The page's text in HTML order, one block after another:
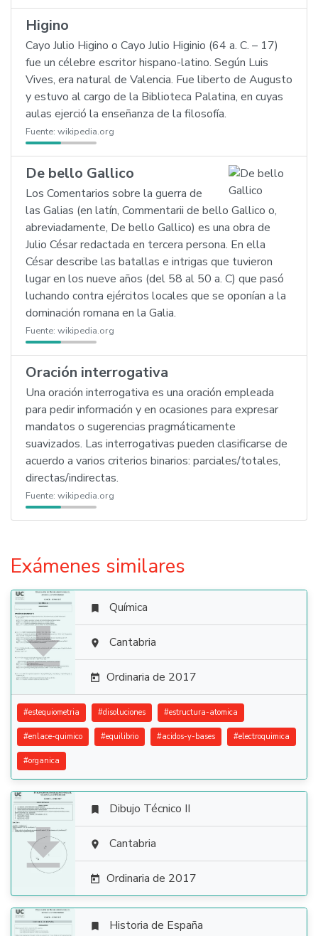
Higino
Cayo Julio Higino o Cayo Julio Higinio (64 a. C. – 17)
fue un célebre escritor hispano-latino. Según Luis
Vives, era natural de Valencia. Fue liberto de Augusto
y estuvo al cargo de la Biblioteca Palatina, en cuyas
aulas ejerció la enseñanza de la filosofía.
Fuente: wikipedia.org
De bello Gallico
Los Comentarios sobre la guerra de
las Galias (en latín, Commentarii de bello Gallico o,
abreviadamente, De bello Gallico) es una obra de
Julio César redactada en tercera persona. En ella
César describe las batallas e intrigas que tuvieron
lugar en los nueve años (del 58 al 50 a. C) que pasó
luchando contra ejércitos locales que se oponían a la
dominación romana en la Galia.
Fuente: wikipedia.org
Oración interrogativa
Una oración interrogativa es una oración empleada
para pedir información y en ocasiones para expresar
mandatos o sugerencias pragmáticamente
suavizados. Las interrogativas pueden clasificarse de
acuerdo a varios criterios binarios: parciales/totales,
directas/indirectas.
Fuente: wikipedia.org
Exámenes similares

 Química
 Cantabria
 Ordinaria de 2017
#estequiometria #disoluciones #estructura-atomica
#enlace-quimico #equilibrio #acidos-y-bases #electroquimica
#organica

 Dibujo Técnico II
 Cantabria
 Ordinaria de 2017
 Historia de España